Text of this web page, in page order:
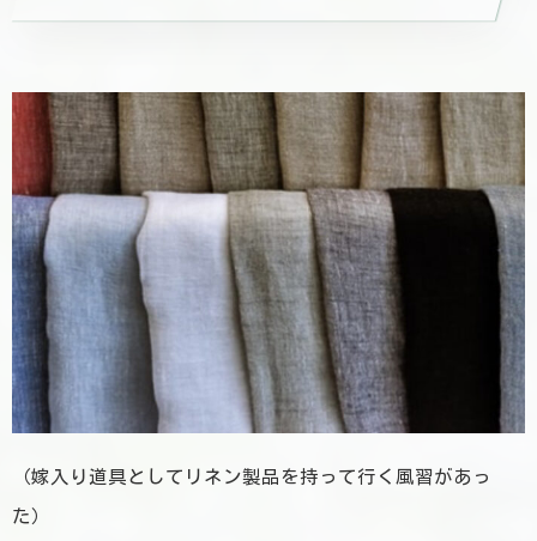
（嫁入り道具としてリネン製品を持って行く風習があっ
た）